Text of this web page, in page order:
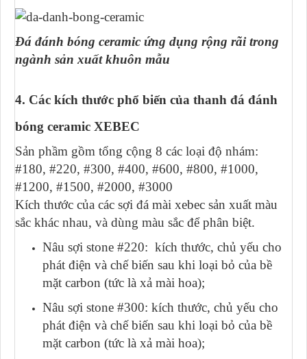
Đá đánh bóng ceramic ứng dụng rộng rãi trong
ngành sản xuất khuôn mẫu
4. Các kích thước phổ biến của thanh đá đánh
bóng ceramic XEBEC
Sản phầm gồm tổng cộng 8 các loại độ nhám:
#180, #220, #300, #400, #600, #800, #1000,
#1200, #1500, #2000, #3000
Kích thước của các sợi đá mài xebec sản xuất màu
sắc khác nhau, và dùng màu sắc để phân biệt.
Nâu sợi stone #220: kích thước, chủ yếu cho
phát điện và chế biến sau khi loại bỏ của bề
mặt carbon (tức là xả mài hoa);
Nâu sợi stone #300: kích thước, chủ yếu cho
phát điện và chế biến sau khi loại bỏ của bề
mặt carbon (tức là xả mài hoa);